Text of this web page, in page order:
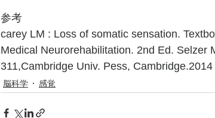
参考
carey LM : Loss of somatic sensation.
Medical Neurorehabilitation. 2nd Ed. Selzer
311,Cambridge Univ. Pess, Cambridge.2014
脳科学 感覚